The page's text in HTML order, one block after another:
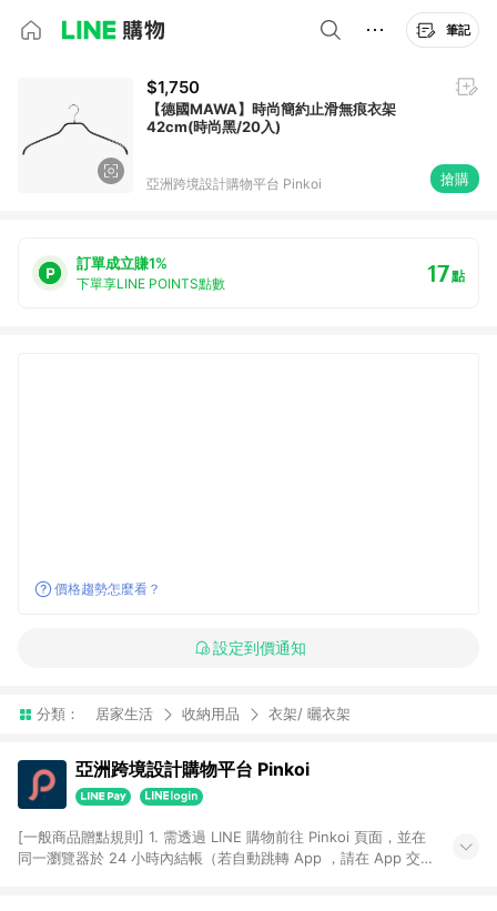
筆記
$1,750
【德國MAWA】時尚簡約止滑無痕衣架
42cm(時尚黑/20入)
亞洲跨境設計購物平台 Pinkoi 搶購
訂單成立賺1%
下單享LINE POINTS點數 17點
價格趨勢怎麼看？
設定到價通知
分類： 居家生活 收納用品 衣架/ 曬衣架
亞洲跨境設計購物平台 Pinkoi
[一般商品贈點規則] 1. 需透過 LINE 購物前往 Pinkoi 頁面，並在
同一瀏覽器於 24 小時內結帳（若自動跳轉 App ，請在 App 交